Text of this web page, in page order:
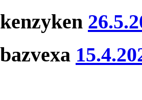
kenzyken
bazvexa